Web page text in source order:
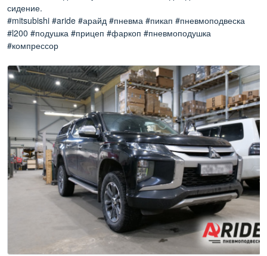
сидение.
#mitsubishi #aride #арайд #пневма #пикап #пневмоподвеска
#l200 #подушка #прицеп #фаркоп #пневмоподушка
#компрессор